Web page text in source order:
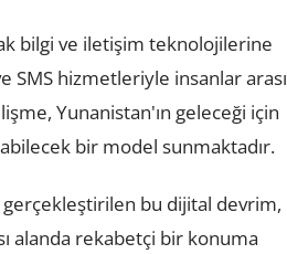
bilgi ve iletişim teknolojilerine
hizmetleriyle insanlar arası
Yunanistan'ın geleceği için
bir model sunmaktadır.
bu dijital devrim,
alanda rekabetçi bir konuma